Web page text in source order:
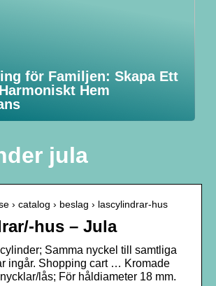
för Familjen: Skapa Ett
Hem
jula
› catalog › beslag › lascylindrar-hus
hus – Jula
Samma nyckel till samtliga
ingår. Shopping cart … Kromade
lås; För håldiameter 18 mm.